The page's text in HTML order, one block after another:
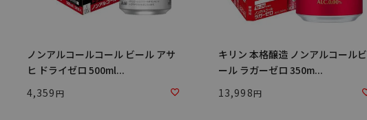
ノンアルコールコール ビール アサ
ヒ ドライゼロ 500ml...
4,359
キリン 本格醸造 ノンアルコールビ
ール ラガーゼロ 350m...
13,998